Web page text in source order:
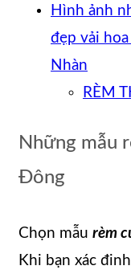
Hình ảnh
đẹp vải
Nhàn
RÈM
Những mẫu
Đông
Chọn mẫu rèm
Khi bạn xác